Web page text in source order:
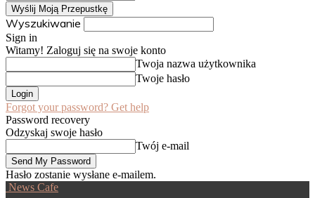
Wyszukiwanie
Sign in
Witamy! Zaloguj się na swoje konto
Twoja nazwa użytkownika
Twoje hasło
Forgot your password? Get help
Password recovery
Odzyskaj swoje hasło
Twój e-mail
Hasło zostanie wysłane e-mailem.
News Cafe